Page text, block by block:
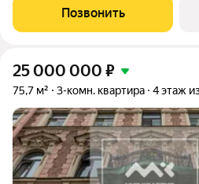
доступной социальной
расположен в
Позвонить
25 000 000 ₽
75,7 м² 3-комн. квартира 4 этаж